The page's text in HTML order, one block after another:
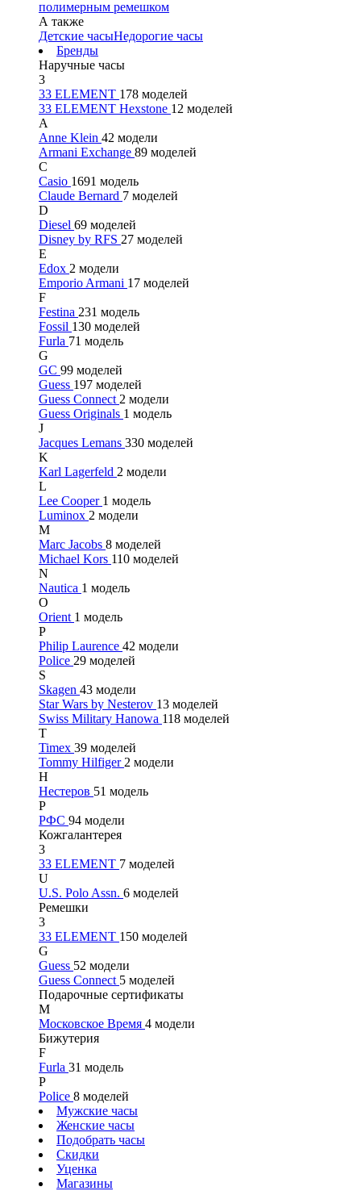
полимерным ремешком
А также
Детские часыНедорогие часы
Бренды
Наручные часы
3
33 ELEMENT 178 моделей
33 ELEMENT Hexstone 12 моделей
A
Anne Klein 42 модели
Armani Exchange 89 моделей
C
Casio 1691 модель
Claude Bernard 7 моделей
D
Diesel 69 моделей
Disney by RFS 27 моделей
E
Edox 2 модели
Emporio Armani 17 моделей
F
Festina 231 модель
Fossil 130 моделей
Furla 71 модель
G
GC 99 моделей
Guess 197 моделей
Guess Connect 2 модели
Guess Originals 1 модель
J
Jacques Lemans 330 моделей
K
Karl Lagerfeld 2 модели
L
Lee Cooper 1 модель
Luminox 2 модели
M
Marc Jacobs 8 моделей
Michael Kors 110 моделей
N
Nautica 1 модель
O
Orient 1 модель
P
Philip Laurence 42 модели
Police 29 моделей
S
Skagen 43 модели
Star Wars by Nesterov 13 моделей
Swiss Military Hanowa 118 моделей
T
Timex 39 моделей
Tommy Hilfiger 2 модели
Н
Нестеров 51 модель
Р
РФС 94 модели
Кожгалантерея
3
33 ELEMENT 7 моделей
U
U.S. Polo Assn. 6 моделей
Ремешки
3
33 ELEMENT 150 моделей
G
Guess 52 модели
Guess Connect 5 моделей
Подарочные сертификаты
М
Московское Время 4 модели
Бижутерия
F
Furla 31 модель
P
Police 8 моделей
Мужские часы
Женские часы
Подобрать часы
Скидки
Уценка
Магазины